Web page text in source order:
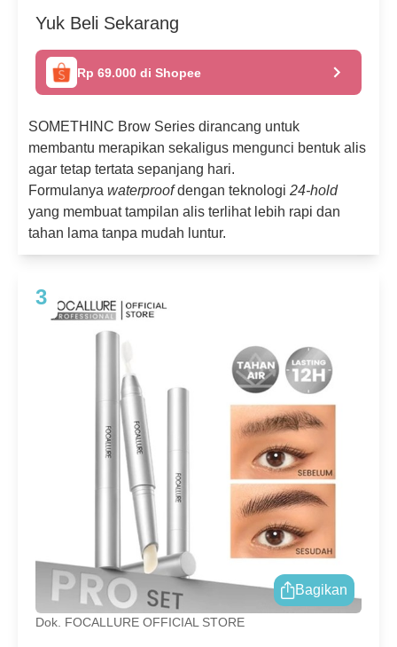
Yuk Beli Sekarang
Rp 69.000 di Shopee
SOMETHINC Brow Series dirancang untuk
membantu merapikan sekaligus mengunci bentuk alis
agar tetap tertata sepanjang hari.
Formulanya waterproofdengan teknologi 24-hold
yang membuat tampilan alis terlihat lebih rapi dan
tahan lama tanpa mudah luntur.
Bagikan
Dok. FOCALLURE OFFICIAL STORE
3